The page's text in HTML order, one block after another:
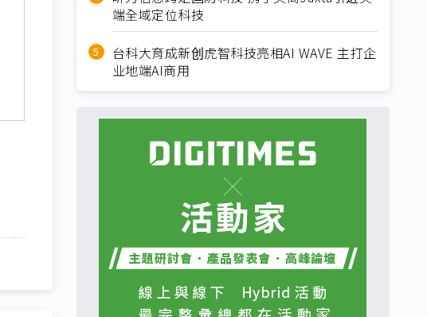
端全域定位科技
台科大育成新创虎智科技亮相AI WAVE 主打企
业地端AI商用